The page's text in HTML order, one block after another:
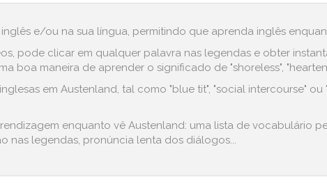
e/ou na sua língua, permitindo que aprenda inglês
pode clicar em qualquer palavra nas legendas e obter
boa maneira de aprender o significado de "shoreless",
em Austenland, tal como "blue tit", "social intercourse" ou
enquanto vê Austenland: uma lista de vocabulário
nas legendas, pronúncia lenta dos diálogos...